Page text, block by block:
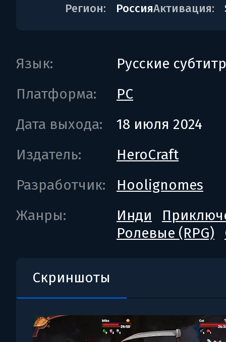
Регион: РоссияАктивация:
Язык:
Русские
Платформа:
PC
Дата выхода:
18 июля 2024
Издатель:
HeroCraft
Разработчик:
Hoolignomes
Жанры:
Инди
Ролевые (RPG)
Скриншоты